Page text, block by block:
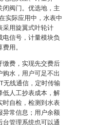
闭阀门。优选地，主
实际应用中，水表中
采用旋翼式叶轮计
电信号，计量模块负
用。
缴费，实现先交费后
购水，用户可足不出
无线通信，定时传输
低人工抄表成本，解
时自检，检测到水表
异常信息；用户余额
台管理系统也可以通